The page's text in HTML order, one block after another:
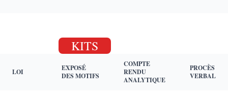
KITS
LOI
EXPOSÉ
DES MOTIFS
COMPTE
RENDU
ANALYTIQUE
PROCÈS
VERBAL